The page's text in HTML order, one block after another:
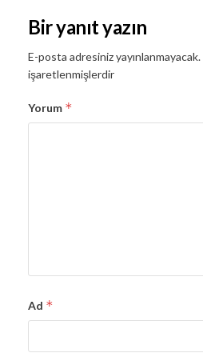
Bir yanıt yazın
E-posta adresiniz yayınlanmayacak.
işaretlenmişlerdir
Yorum *
Ad *